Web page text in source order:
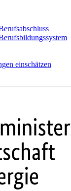
einschätzen